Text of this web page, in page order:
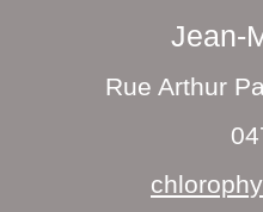
Jean-
Rue Arthur